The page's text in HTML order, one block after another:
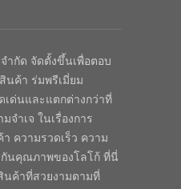
ำกัด จัดตั้งขึ้นเพื่อตอบ
นค้า ร่มพรีเมี่ยม
เด่นและแตกต่างกว่าที่
จำเจ ในเรื่องการ
ความรวดเร็ว ความ
กันคุณภาพของโลโก้ ที่นี่
นค้าที่สวยงามตามที่